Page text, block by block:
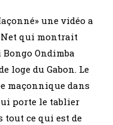
une vidéo a
Net qui montrait
Ondimba
loge du Gabon. Le
maçonnique dans
porte le tablier
tout ce qui est de